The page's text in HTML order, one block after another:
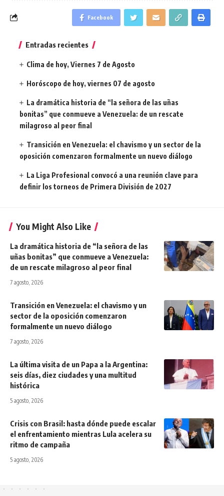
Facebook
Entradas recientes
Clima de hoy, Viernes 7 de Agosto
Horóscopo de hoy, viernes 07 de agosto
La dramática historia de “la señora de las uñas
bonitas” que conmueve a Venezuela: de un rescate
milagroso al peor final
Transición en Venezuela: el chavismo y un sector de la
oposición comenzaron formalmente un nuevo diálogo
La Liga Profesional convocó a una reunión clave para
definir los torneos de Primera División de 2027
You Might Also Like
La dramática historia de “la señora de las
uñas bonitas” que conmueve a Venezuela:
de un rescate milagroso al peor final
7 agosto, 2026
Transición en Venezuela: el chavismo y un
sector de la oposición comenzaron
formalmente un nuevo diálogo
7 agosto, 2026
La última visita de un Papa a la Argentina:
seis días, diez ciudades y una multitud
histórica
5 agosto, 2026
Crisis con Brasil: hasta dónde puede escalar
el enfrentamiento mientras Lula acelera su
ritmo de campaña
5 agosto, 2026